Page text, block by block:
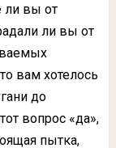
ли вы от
ли вы от
вам хотелось
до
вопрос «да»,
пытка,